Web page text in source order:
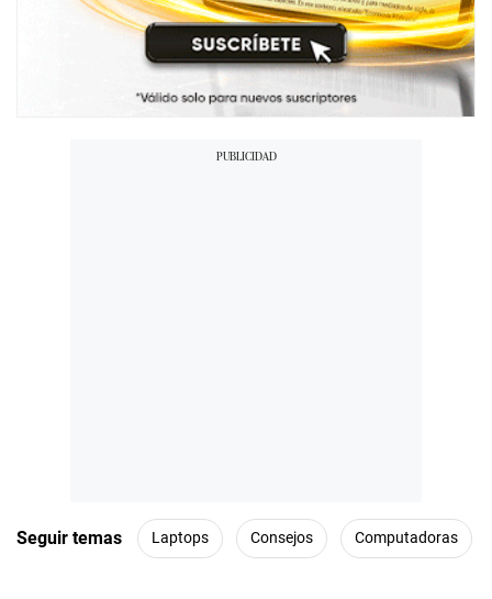
Seguir temas Laptops Consejos Computadoras